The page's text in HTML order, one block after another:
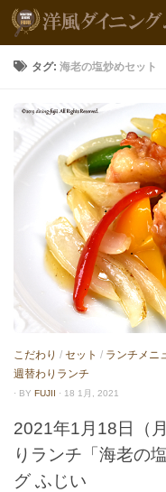
タグ:海老の塩炒めセット
こだわり / セット / ランチメニ
週替わりランチ
· BY FUJII · 18 1月, 2021
2021年1月18日（
りランチ「海老の
グ ふじい